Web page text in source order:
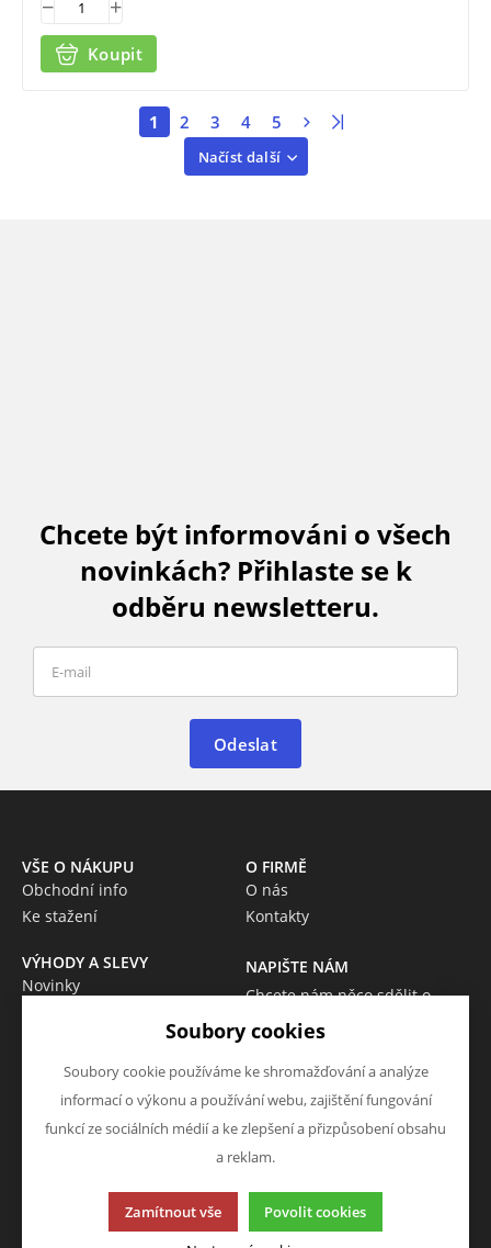
Koupit
Načíst další
1 2 3 4 5
Chcete být informováni o všech
novinkách? Přihlaste se k
odběru newsletteru.
Odeslat
VŠE O NÁKUPU
Obchodní info
Ke stažení
O FIRMĚ
O nás
Kontakty
VÝHODY A SLEVY
Novinky
NAPIŠTE NÁM
Chcete nám něco sdělit o
našich produktech nebo e-
Chci napsat zprávu
Tato stránka používá soubory cookies. Klikněte pro více
Soubory cookies
Soubory cookie používáme ke shromažďování a analýze
informací o výkonu a používání webu, zajištění fungování
funkcí ze sociálních médií a ke zlepšení a přizpůsobení obsahu
a reklam.
Zamítnout vše Povolit cookies